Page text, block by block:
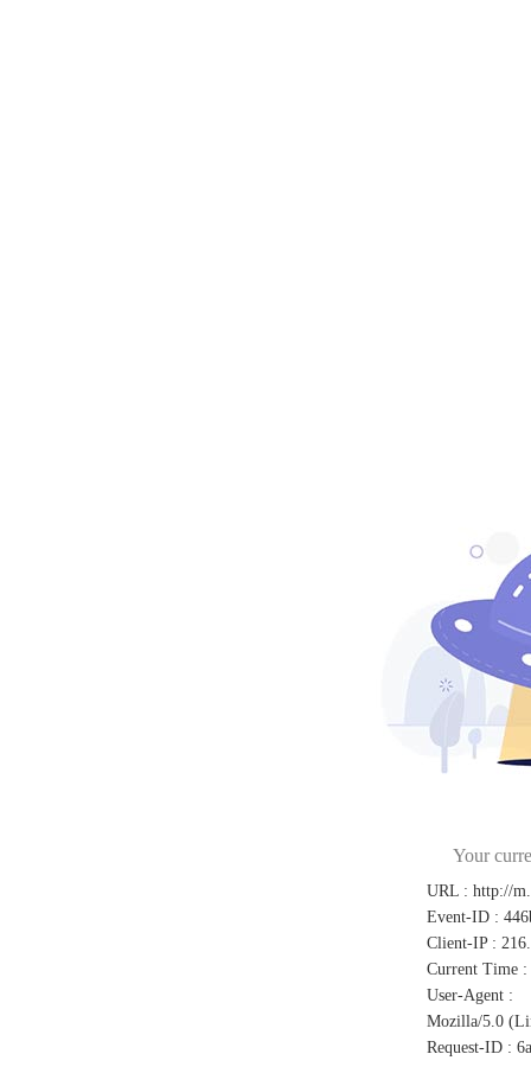
Your
URL : http://
Event-ID :
Client-IP :
Current Time :
User-Agent :
Mozilla/5.0
Request-ID :